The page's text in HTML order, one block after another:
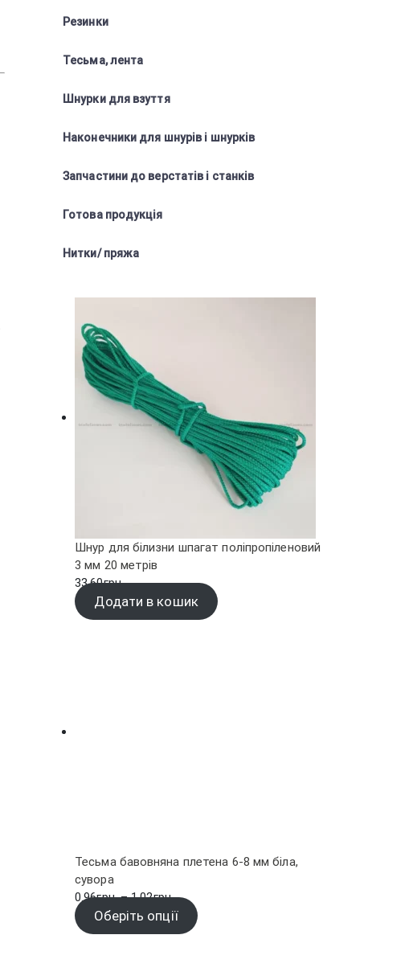
Резинки
Тесьма, лента
Шнурки для взуття
Наконечники для шнурів і шнурків
Запчастини до верстатів і станків
Готова продукція
Нитки/ пряжа
Шнур для білизни шпагат поліпропіленовий
3 мм 20 метрів
33.60грн.
Додати в кошик
Тесьма бавовняна плетена 6-8 мм біла,
сувора
0.96грн. – 1.02грн.Діапазон
цін:
від
Оберіть опції